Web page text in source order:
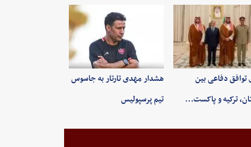
توافق دفاعی بین
ترکیه و پاکست…
هشدار مهدی تارتار به جاسوس
تیم پرسپولیس